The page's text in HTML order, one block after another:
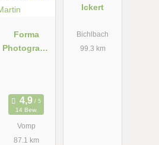
Forma
Photograph
14 Bew.
Vomp
87.1 km
Ickert
Bichlbach
99.3 km